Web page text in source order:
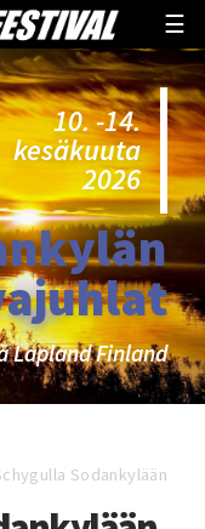
☰
10. -14.
kesäkuuta
2026
Lapland Finland
Sodankylään